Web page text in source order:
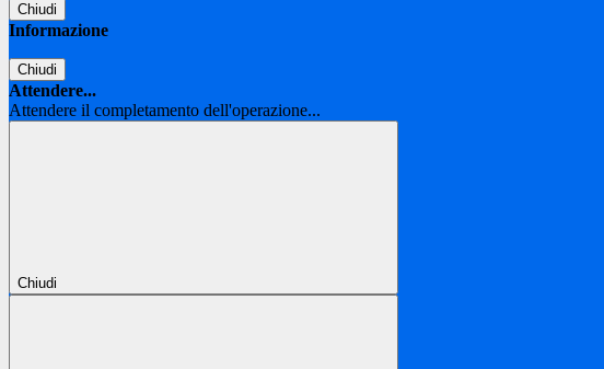
Chiudi
Informazione
Chiudi
Attendere...
Attendere il completamento dell'operazione...
Chiudi